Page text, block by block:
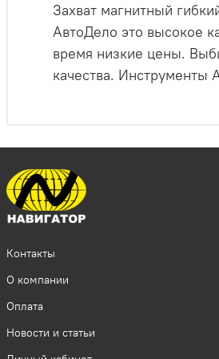
Захват магнитный
АвтоДело это высокое
время низкие цены.
качества. Инструменты
Контакты
О компании
Оплата
Новости и статьи